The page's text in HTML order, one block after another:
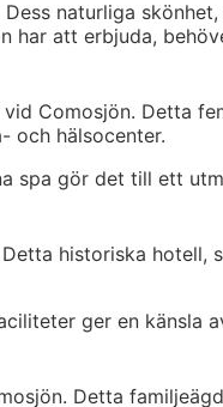
naturliga
har att erbjuda,
Comosjön. Detta
och hälsocenter.
spa gör det till ett
historiska
ger en känsla
Detta